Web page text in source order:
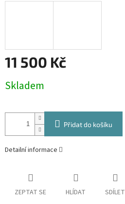
11 500 Kč
cena:
Skladem
Přidat do košíku
Detailní informace
ZEPTAT SE HLÍDAT SDÍLET